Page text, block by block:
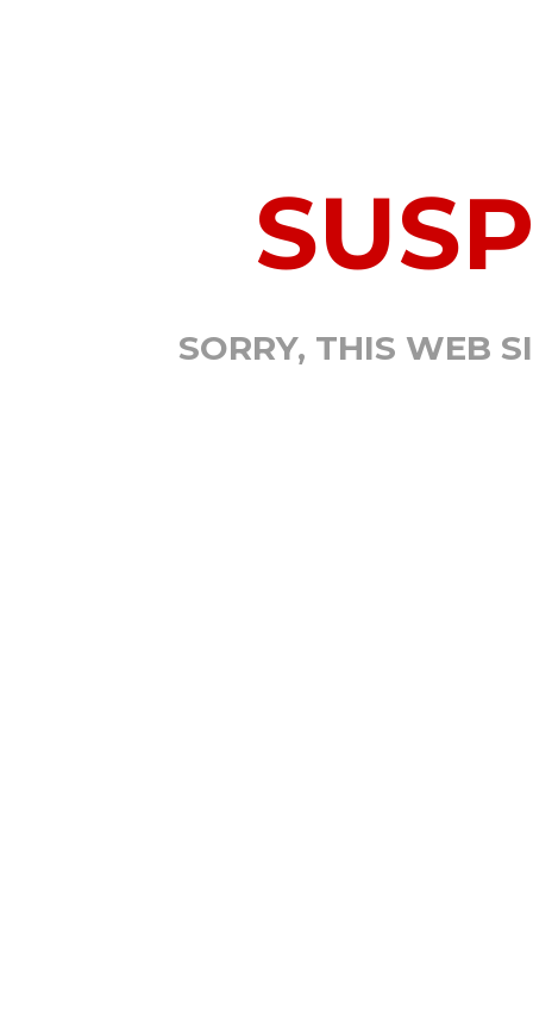
SORRY, THIS WEB